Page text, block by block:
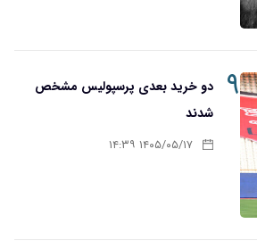
۹
دو خرید بعدی پرسپولیس مشخص
شدند
۱۴۰۵/۰۵/۱۷ ۱۴:۳۹